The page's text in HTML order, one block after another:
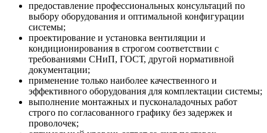
предоставление профессиональных консультаций по
выбору оборудования и оптимальной конфигурации
системы;
проектирование и установка вентиляции и
кондиционирования в строгом соответствии с
требованиями СНиП, ГОСТ, другой нормативной
документации;
применение только наиболее качественного и
эффективного оборудования для комплектации системы;
выполнение монтажных и пусконаладочных работ
строго по согласованного графику без задержек и
проволочек;